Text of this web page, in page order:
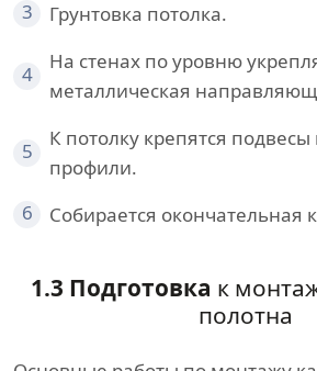
3
Грунтовка потолка.
4
На стенах по уровню
металлическая
5
К потолку крепятся
профили.
6
Собирается окончательная
1.3 Подготовка к
полотна